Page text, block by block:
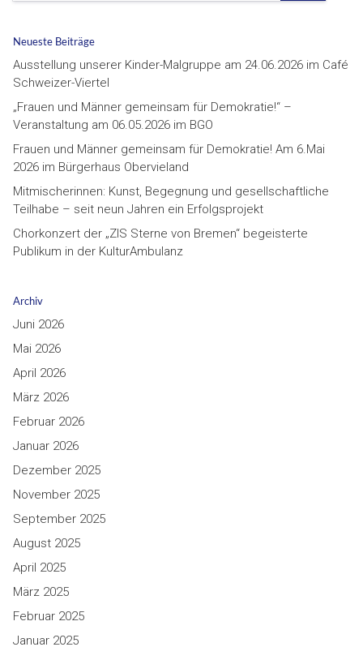
Neueste Beiträge
Ausstellung unserer Kinder-Malgruppe am 24.06.2026 im Café
Schweizer-Viertel
„Frauen und Männer gemeinsam für Demokratie!“ –
Veranstaltung am 06.05.2026 im BGO
Frauen und Männer gemeinsam für Demokratie! Am 6.Mai
2026 im Bürgerhaus Obervieland
Mitmischerinnen: Kunst, Begegnung und gesellschaftliche
Teilhabe – seit neun Jahren ein Erfolgsprojekt
Chorkonzert der „ZIS Sterne von Bremen“ begeisterte
Publikum in der KulturAmbulanz
Archiv
Juni 2026
Mai 2026
April 2026
März 2026
Februar 2026
Januar 2026
Dezember 2025
November 2025
September 2025
August 2025
April 2025
März 2025
Februar 2025
Januar 2025